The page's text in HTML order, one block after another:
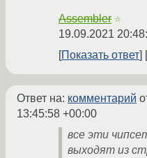
Assembler ☆
19.09.2021
Показать ответ
Ответ на: комментарий
13:45:58 +00:00
все эти
выходят из